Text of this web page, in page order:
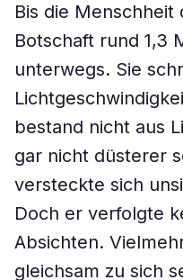
Bis die
Botschaft rund 1,3
unterwegs. Sie
bestand nicht aus
gar nicht düsterer
versteckte sich
Doch er verfolgte
Absichten.
gleichsam zu sich